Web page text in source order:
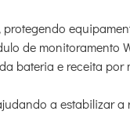
de monitoramento
bateria e receita por
a estabilizar a